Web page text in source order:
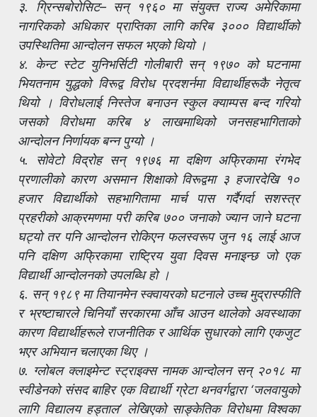
३. ग्रिन्सबोरोसिट– सन् १९६० मा संयुक्त राज्य अमेरिकामा
नागरिकको अधिकार प्राप्तिका लागि करिब ३००० विद्यार्थीको
उपस्थितिमा आन्दोलन सफल भएको थियो ।
४. केन्ट स्टेट युनिभर्सिटी गोलीबारी सन् १९७० को घटनामा
भियतनाम युद्धको विरूद्व विरोध प्रदशर्नमा विद्यार्थीहरूकै नेतृत्व
थियो । विरोधलाई निस्तेज बनाउन स्कुल क्याम्पस बन्द गरियो
जसको विरोधमा करिब ४ लाखमाथिको जनसहभागिताको
आन्दोलन निर्णायक बन्न पुग्यो ।
५. सोवेटो विद्रोह सन् १९७६ मा दक्षिण अफ्रिकामा रंगभेद
प्रणालीको कारण असमान शिक्षाको विरूद्वमा ३ हजारदेखि १०
हजार विद्यार्थीको सहभागितामा मार्च पास गर्दैगर्दा सशस्त्र
प्रहरीको आक्रमणमा परी करिब ७०० जनाको ज्यान जाने घटना
घट्यो तर पनि आन्दोलन रोकिएन फलस्वरूप जुन १६ लाई आज
पनि दक्षिण अफ्रिकामा राष्ट्रिय युवा दिवस मनाइन्छ जो एक
विद्यार्थी आन्दोलनको उपलब्धि हो ।
६. सन् १९८९ मा तियानमेन स्क्वायरको घटनाले उच्च मुद्रास्फीति
र भ्रष्टाचारले चिनियाँ सरकारमा आँच आउन थालेको अवस्थाका
कारण विद्यार्थीहरूले राजनीतिक र आर्थिक सुधारको लागि एकजुट
भएर अभियान चलाएका थिए ।
७. ग्लोबल क्लाइमेन्ट स्ट्राइक्स नामक आन्दोलन सन् २०१८ मा
स्वीडेनको संसद बाहिर एक विद्यार्थी ग्रेटा थनवर्गद्वारा ‘जलवायुको
लागि विद्यालय हड्ताल’ लेखिएको साङ्केतिक विरोधमा विश्वका